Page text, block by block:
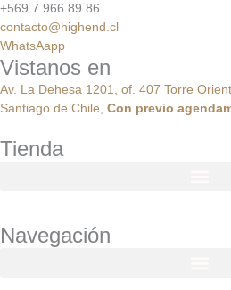
+569 7 966 89 86
contacto@highend.cl
WhatsAapp
Vistanos en
Av. La Dehesa 1201, of. 407 Torre
Santiago de Chile, Con previo
Tienda
Navegación